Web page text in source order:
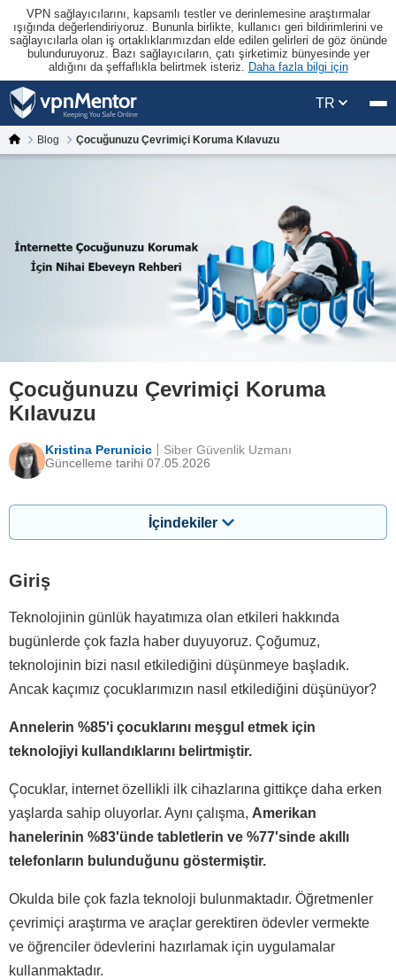
VPN sağlayıcılarını, kapsamlı testler ve derinlemesine araştırmalar
ışığında değerlendiriyoruz. Bununla birlikte, kullanıcı geri bildirimlerini ve
sağlayıcılarla olan iş ortaklıklarımızdan elde edilen gelirleri de göz önünde
bulunduruyoruz. Bazı sağlayıcıların, çatı şirketimiz bünyesinde yer
aldığını da şeffaflıkla belirtmek isteriz. Daha fazla bilgi için
TR
Blog Çocuğunuzu Çevrimiçi Koruma Kılavuzu
Çocuğunuzu Çevrimiçi Koruma
Kılavuzu
Kristina Perunicic
Güncelleme tarihi 07.05.2026
Siber Güvenlik Uzmanı
İçindekiler
Giriş
Teknolojinin günlük hayatımıza olan etkileri hakkında
bugünlerde çok fazla haber duyuyoruz. Çoğumuz,
teknolojinin bizi nasıl etkilediğini düşünmeye başladık.
Ancak kaçımız çocuklarımızın nasıl etkilediğini düşünüyor?
Annelerin %85'i çocuklarını meşgul etmek için
teknolojiyi kullandıklarını belirtmiştir.
Çocuklar, internet özellikli ilk cihazlarına gittikçe daha erken
yaşlarda sahip oluyorlar. Aynı çalışma, Amerikan
hanelerinin %83'ünde tabletlerin ve %77'sinde akıllı
telefonların bulunduğunu göstermiştir.
Okulda bile çok fazla teknoloji bulunmaktadır. Öğretmenler
çevrimiçi araştırma ve araçlar gerektiren ödevler vermekte
ve öğrenciler ödevlerini hazırlamak için uygulamalar
kullanmaktadır.